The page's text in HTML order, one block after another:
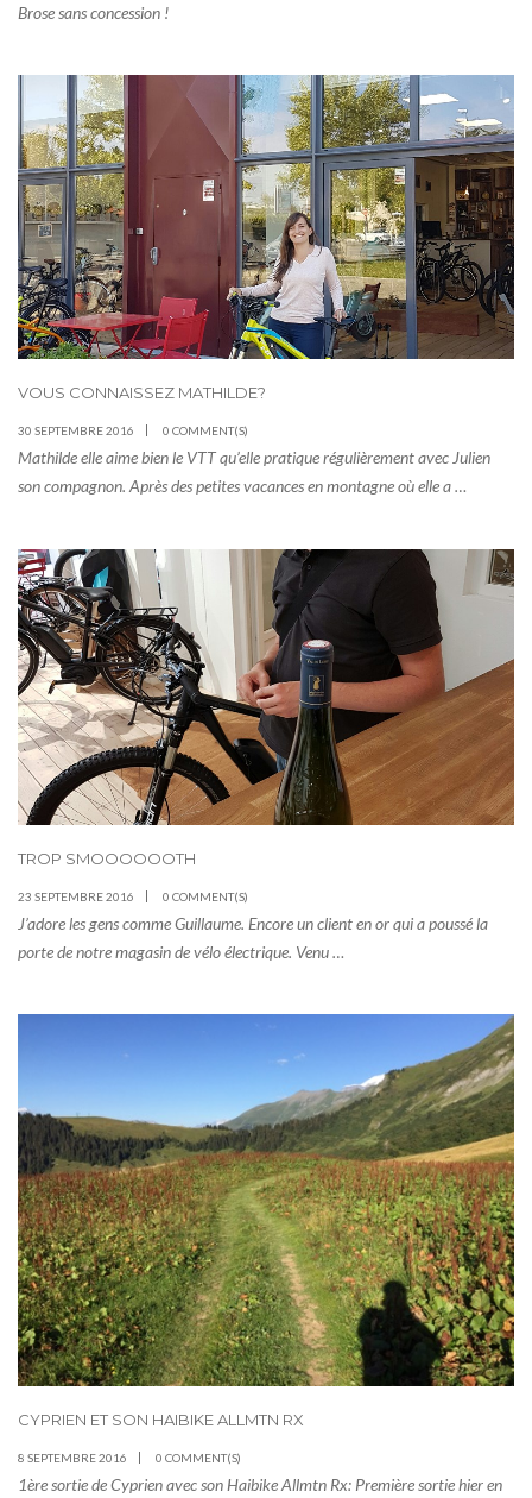
Brose sans concession !
VOUS CONNAISSEZ MATHILDE?
30 SEPTEMBRE 2016 0 COMMENT(S)
Mathilde elle aime bien le VTT qu’elle pratique régulièrement avec Julien
son compagnon. Après des petites vacances en montagne où elle a …
TROP SMOOOOOOTH
23 SEPTEMBRE 2016 0 COMMENT(S)
J’adore les gens comme Guillaume. Encore un client en or qui a poussé la
porte de notre magasin de vélo électrique. Venu …
CYPRIEN ET SON HAIBIKE ALLMTN RX
8 SEPTEMBRE 2016 0 COMMENT(S)
1ère sortie de Cyprien avec son Haibike Allmtn Rx: Première sortie hier en